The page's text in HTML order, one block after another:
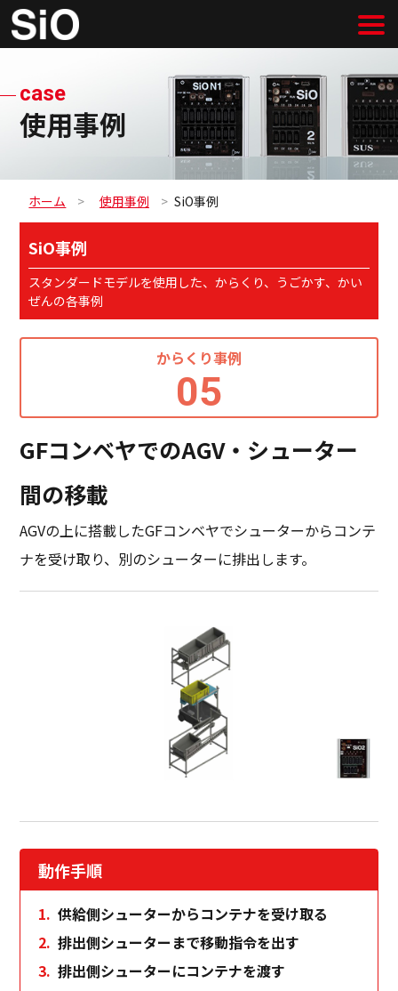
case
使用事例
ホーム 使用事例 SiO事例
SiO事例
スタンダードモデルを使用した、からくり、うごかす、かい
ぜんの各事例
からくり事例
05
GFコンベヤでのAGV・シューター
間の移載
AGVの上に搭載したGFコンベヤでシューターからコンテ
ナを受け取り、別のシューターに排出します。
動作手順
供給側シューターからコンテナを受け取る
排出側シューターまで移動指令を出す
排出側シューターにコンテナを渡す